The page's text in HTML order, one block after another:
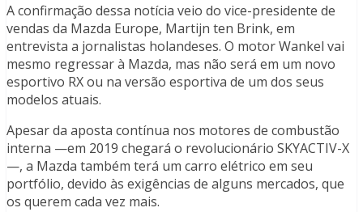
A confirmação dessa notícia veio do vice-presidente de
vendas da Mazda Europe, Martijn ten Brink, em
entrevista a jornalistas holandeses. O motor Wankel vai
mesmo regressar à Mazda, mas não será em um novo
esportivo RX ou na versão esportiva de um dos seus
modelos atuais.
Apesar da aposta contínua nos motores de combustão
interna —em 2019 chegará o revolucionário SKYACTIV-X
—, a Mazda também terá um carro elétrico em seu
portfólio, devido às exigências de alguns mercados, que
os querem cada vez mais.